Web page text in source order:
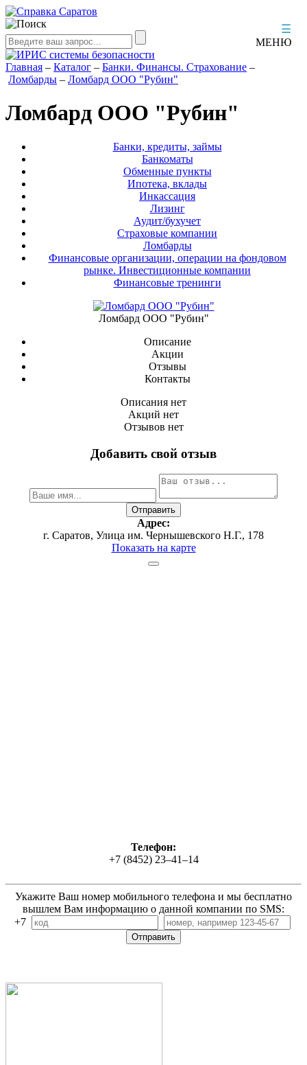
☰
МЕНЮ
Главная – Каталог – Банки. Финансы. Страхование –
Ломбарды – Ломбард ООО "Рубин"
Ломбард ООО "Рубин"
Банки, кредиты, займы
Банкоматы
Обменные пункты
Ипотека, вклады
Инкассация
Лизинг
Аудит/бухучет
Страховые компании
Ломбарды
Финансовые организации, операции на фондовом
рынке. Инвестиционные компании
Финансовые тренинги
Ломбард ООО "Рубин"
Описание
Акции
Отзывы
Контакты
Описания нет
Акций нет
Отзывов нет
Добавить свой отзыв
Адрес:
г. Саратов, ​Улица им. Чернышевского Н.Г., 178
Показать на карте
Телефон:
+7 (8452) 23‒41‒14
Укажите Ваш номер мобильного телефона и мы бесплатно
вышлем Вам информацию о данной компании по SMS:
+7